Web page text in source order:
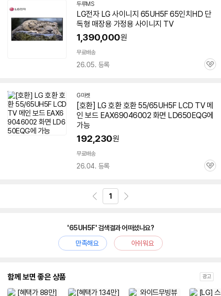
두루MS네
이
버
이
LG전자 LG 사이니지 65UH5F65인치HD 단
독형 매장용 가정용 사이니지 TV
1,390,000원
무료배송
26.05. 등록
관
G마켓
[호환] LG 호환 호환 55/65UH5F LCD TV 메
인 보드 EAX69046002 화면 LD650EQG에
가능
192,230원
무료배송
26.04. 등록
관
1
'65UH5F' 검색결과 어떠셨나요?
만족해요
아쉬워요
함께 보면 좋은 상품 광고